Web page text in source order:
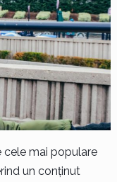
cele mai populare
un conținut